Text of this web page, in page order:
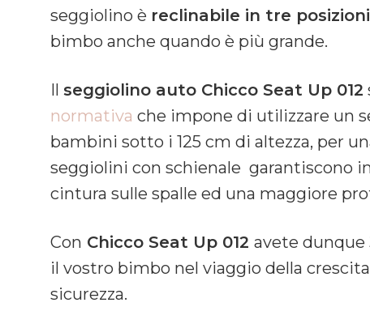
seggiolino è reclinabile in tre posizioni
bimbo anche quando è più grande.
Il seggiolino auto Chicco Seat Up 012
normativa che impone di utilizzare un
bambini sotto i 125 cm di altezza, per
seggiolini con schienale garantiscono
cintura sulle spalle ed una maggiore
Con Chicco Seat Up 012 avete dunque
il vostro bimbo nel viaggio della
sicurezza.